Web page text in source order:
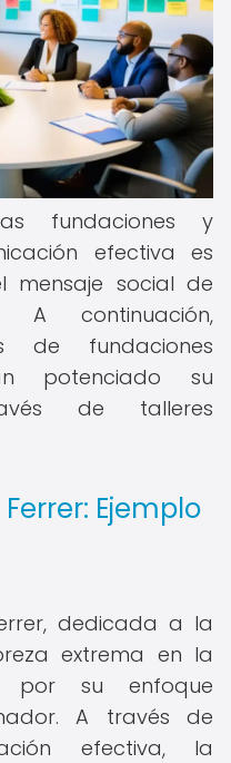
fundaciones y
efectiva es
mensaje social de
A continuación,
de fundaciones
potenciado su
de talleres
Ejemplo
dedicada a la
extrema en la
por su enfoque
A través de
efectiva, la